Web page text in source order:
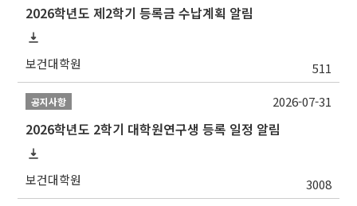
2026학년도 제2학기 등록금 수납계획 알림
보건대학원 511
공지사항
2026학년도 2학기 대학원연구생 등록 일정 알림
보건대학원 3008
2026-07-31